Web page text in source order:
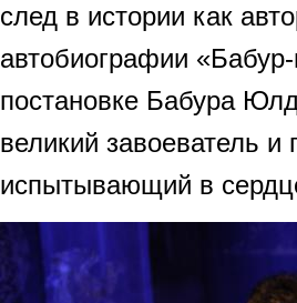
след в истории как
автобиографии
постановке Бабура
великий завоеватель
испытывающий в